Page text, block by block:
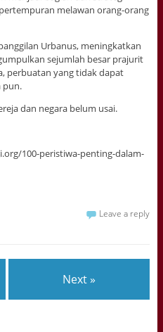
melawan orang-orang
Urbanus, meningkatkan
sejumlah besar prajurit
perbuatan yang tidak dapat
pun.
dan negara belum usai.
100-peristiwa-penting-dalam-
Leave a reply
Next »